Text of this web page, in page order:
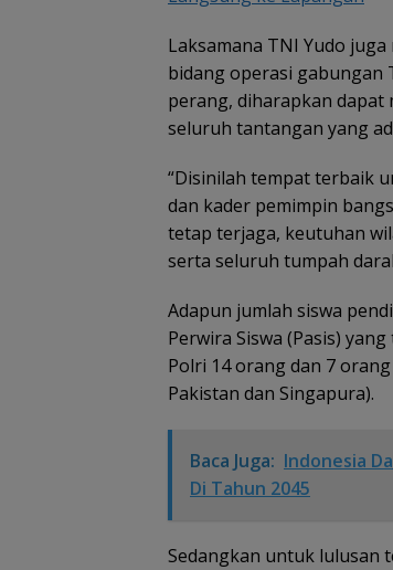
Laksamana TNI Yudo
bidang operasi gabungan
perang, diharapkan dapat
seluruh tantangan yang
“Disinilah tempat terbaik
dan kader pemimpin
tetap terjaga, keutuhan
serta seluruh tumpah
Adapun jumlah siswa
Perwira Siswa (Pasis)
Polri 14 orang dan 7
Pakistan dan Singapura).
Baca Juga: Indonesia
Di Tahun 2045
Sedangkan untuk lulusan